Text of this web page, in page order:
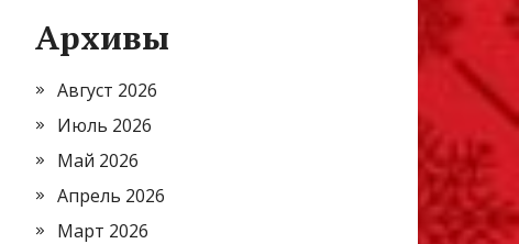
Архивы
Август 2026
Июль 2026
Май 2026
Апрель 2026
Март 2026